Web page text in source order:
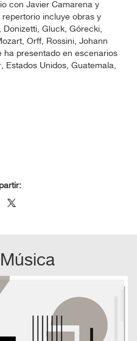
con Javier Camarena y
incluye obras y
Gluck, Górecki,
Orff, Rossini, Johann
ha presentado en escenarios
Estados Unidos, Guatemala,
Música